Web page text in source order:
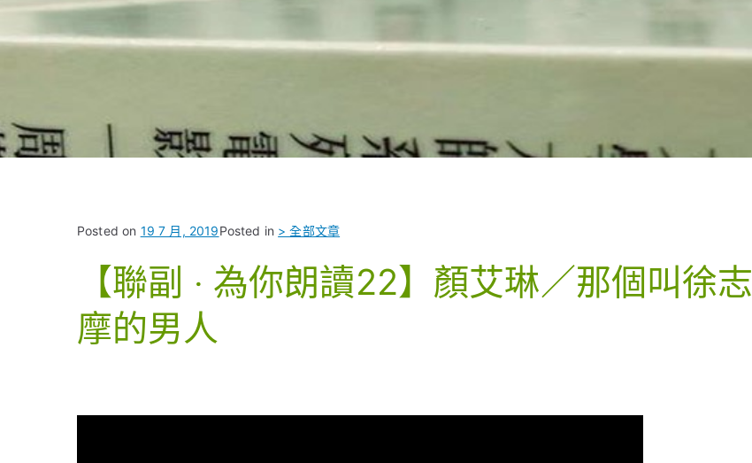
Posted on 19 7 月, 2019Posted in > 全部文章
【聯副 ‧ 為你朗讀22】顏艾琳／那個叫徐志
摩的男人